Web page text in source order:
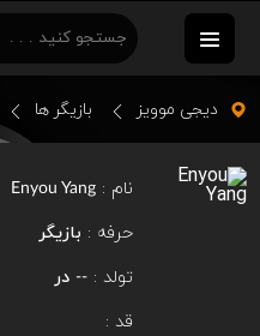
دیجی موویز بازیگر ها
نام : Enyou Yang
حرفه : بازیگر
تولد : -- در
قد :